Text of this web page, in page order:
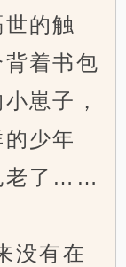
的触
着书包
崽子，
少年
老了……
没有在